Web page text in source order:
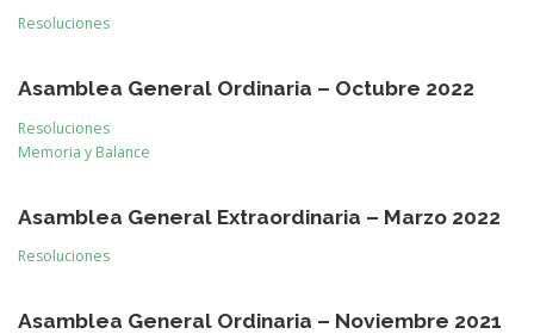
Resoluciones
Asamblea General Ordinaria – Octubre 2022
Resoluciones
Memoria y Balance
Asamblea General Extraordinaria – Marzo 2022
Resoluciones
Asamblea General Ordinaria – Noviembre 2021